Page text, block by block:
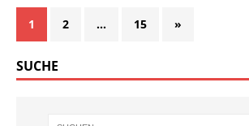
1 2 … 15 »
SUCHE